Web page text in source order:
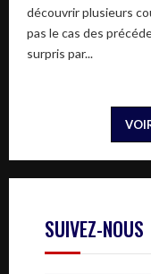
découvrir plusieurs
pas le cas des
surpris par...
SUIVEZ-NOUS